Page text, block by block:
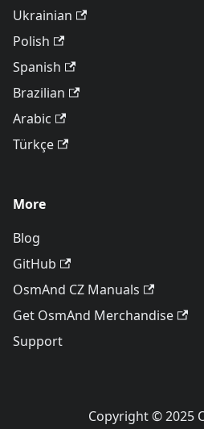
Ukrainian
Polish
Spanish
Brazilian
Arabic
Türkçe
More
Blog
GitHub
OsmAnd CZ Manuals
Get OsmAnd Merchandise
Support
Copyright © 2025